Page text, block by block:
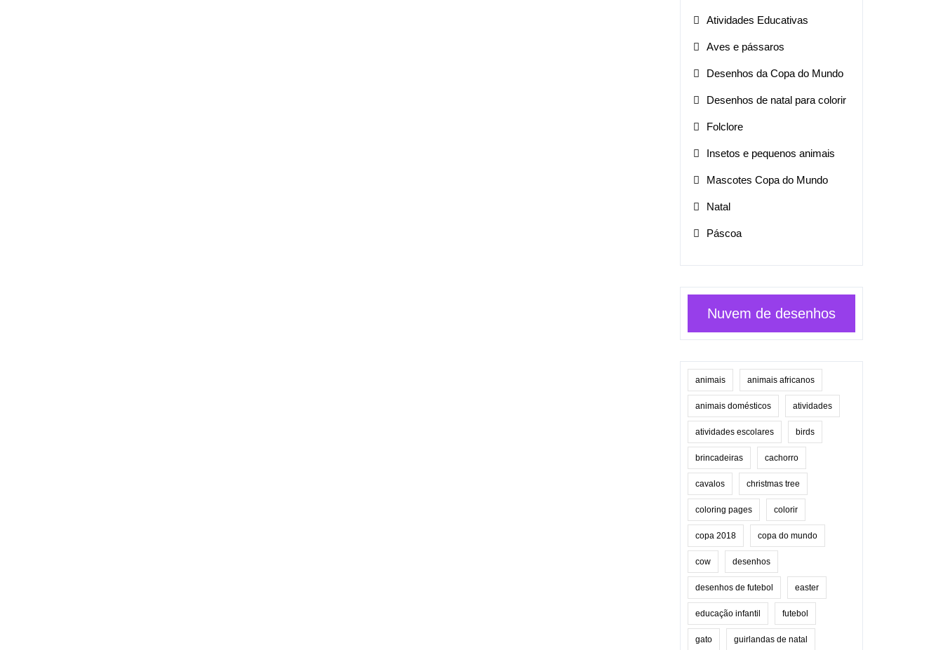
Atividades Educativas
Aves e pássaros
Desenhos da Copa do Mundo
Desenhos de natal para colorir
Folclore
Insetos e pequenos animais
Mascotes Copa do Mundo
Natal
Páscoa
Nuvem de desenhos
animais animais africanos
animais domésticos atividades
atividades escolares birds
brincadeiras cachorro
cavalos christmas tree
coloring pages colorir
copa 2018 copa do mundo
cow desenhos
desenhos de futebol easter
educação infantil futebol
gato guirlandas de natal